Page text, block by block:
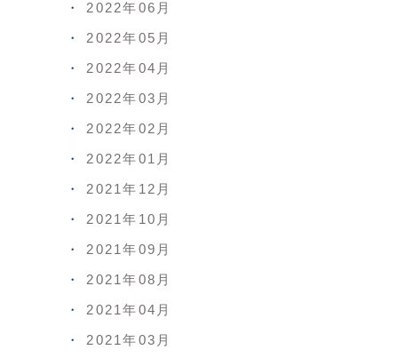
2022年06月
2022年05月
2022年04月
2022年03月
2022年02月
2022年01月
2021年12月
2021年10月
2021年09月
2021年08月
2021年04月
2021年03月